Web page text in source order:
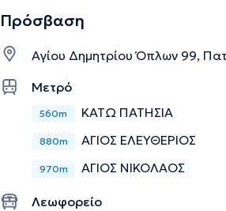
Πρόσβαση
Αγίου Δημητρίου Όπλων 99,
Μετρό
560m ΚΑΤΩ ΠΑΤΗΣΙΑ
880m ΑΓΙΟΣ ΕΛΕΥΘΕΡΙΟΣ
970m ΑΓΙΟΣ ΝΙΚΟΛΑΟΣ
Λεωφορείο